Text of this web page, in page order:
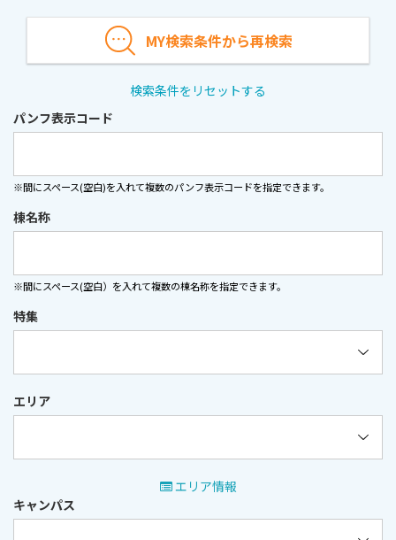
MY検索条件から再検索
検索条件をリセットする
パンフ表示コード
※間にスペース(空白)を入れて複数のパンフ表⽰コードを指定できます。
棟名称
※間にスペース(空白）を入れて複数の棟名称を指定できます。
特集
エリア
エリア情報
キャンパス